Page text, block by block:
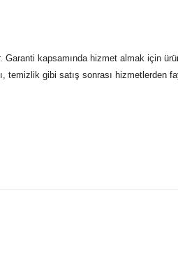
kapsamında hizmet almak için
temizlik gibi satış sonrası hizmetlerden